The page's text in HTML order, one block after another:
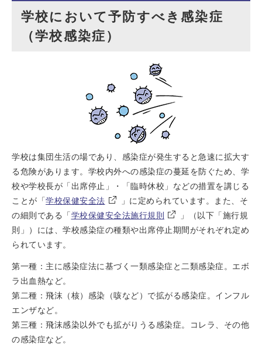
学校において予防すべき感染症
（学校感染症）
学校は集団生活の場であり、感染症が発生すると急速に拡大す
る危険があります。学校内外への感染症の蔓延を防ぐため、学
校や学校長が「出席停止」・「臨時休校」などの措置を講じる
ことが「学校保健安全法
」に定められています。また、そ
の細則である「学校保健安全法施行規則
」（以下「施行規
則」）には、学校感染症の種類や出席停止期間がそれぞれ定め
られています。
第一種：主に感染症法に基づく一類感染症と二類感染症。エボ
ラ出血熱など。
第二種：飛沫（核）感染（咳など）で拡がる感染症。インフル
エンザなど。
第三種：飛沫感染以外でも拡がりうる感染症。コレラ、その他
の感染症など。